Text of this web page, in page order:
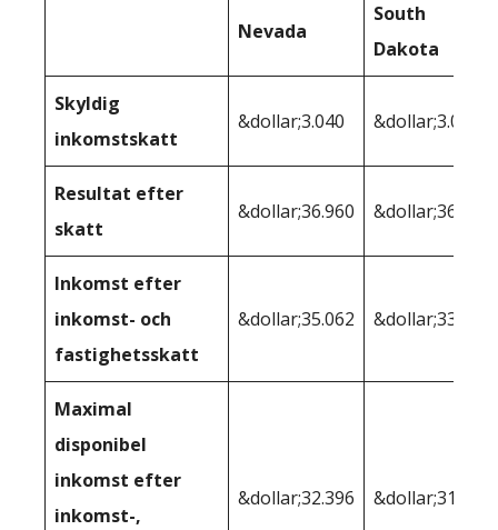
Nevada
South
Dakota
Skyldig
inkomstskatt
&dollar;3.040 &dollar;3.040
Resultat efter
skatt
&dollar;36.960 &dollar;36.960
Inkomst efter
inkomst- och
fastighetsskatt
&dollar;35.062 &dollar;33.903
Maximal
disponibel
inkomst efter
inkomst-,
&dollar;32.396 &dollar;31.864